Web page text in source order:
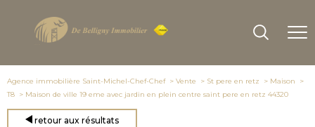
Agence immobilière Saint-Michel-Chef-Chef Vente St pere en retz
Maison
T8
Maison de ville 19 eme avec jardin en plein centre saint pere en retz 44320
retour aux résultats